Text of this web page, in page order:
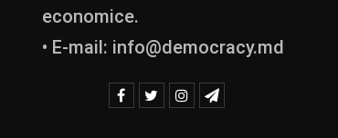
economice.
• E-mail: info@democracy.md